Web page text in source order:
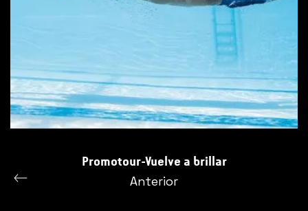
Promotour-Vuelve a brillar
Anterior